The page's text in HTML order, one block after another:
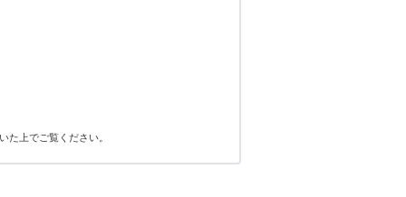
た上でご覧ください。